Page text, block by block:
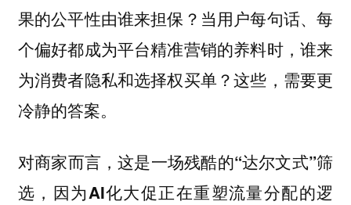
果的公平性由谁来担保？当用户每句话、每
个偏好都成为平台精准营销的养料时，谁来
为消费者隐私和选择权买单？这些，需要更
冷静的答案。
对商家而言，这是一场残酷的“达尔文式”筛
选，因为AI化大促正在重塑流量分配的逻